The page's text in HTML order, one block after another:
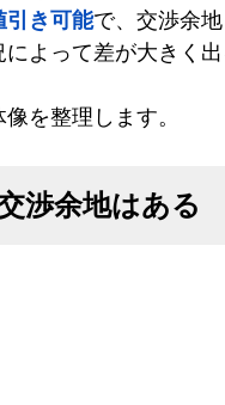
引き可能で、交渉余
よって差が大きく出
を整理します。
渉余地はある